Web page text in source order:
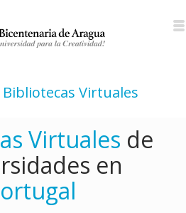
Virtuales
Virtuales de
en